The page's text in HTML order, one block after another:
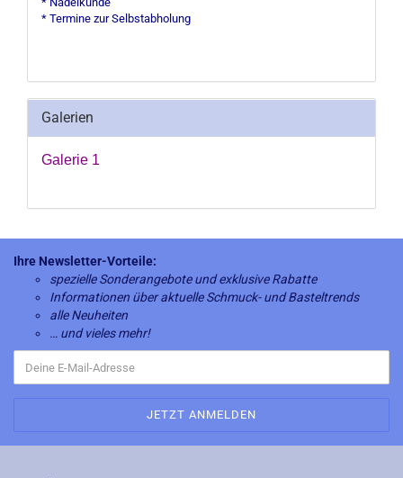
* Termine zur Selbstabholung
Galerien
Galerie 1
Ihre Newsletter-Vorteile:
spezielle Sonderangebote und exklusive Rabatte
Informationen über aktuelle Schmuck- und Basteltrends
alle Neuheiten
… und vieles mehr!